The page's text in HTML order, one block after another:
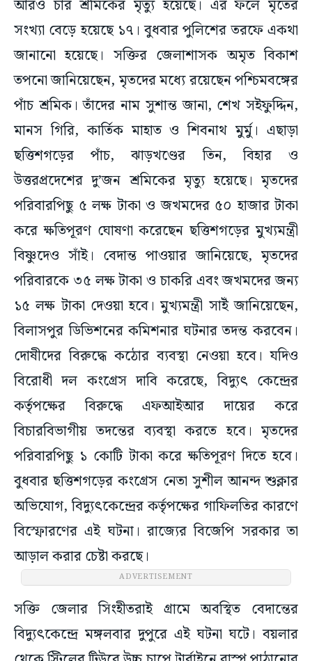
আরও চার শ্রমিকের মৃত্যু হয়েছে। এর ফলে মৃতের
সংখ্যা বেড়ে হয়েছে ১৭। বুধবার পুলিশের তরফে একথা
জানানো হয়েছে। সক্তির জেলাশাসক অমৃত বিকাশ
তপনো জানিয়েছেন, মৃতদের মধ্যে রয়েছেন পশ্চিমবঙ্গের
পাঁচ শ্রমিক। তাঁদের নাম সুশান্ত জানা, শেখ সইফুদ্দিন,
মানস গিরি, কার্তিক মাহাত ও শিবনাথ মুর্মু। এছাড়া
ছত্তিশগড়ের পাঁচ, ঝাড়খণ্ডের তিন, বিহার ও
উত্তরপ্রদেশের দু’জন শ্রমিকের মৃত্যু হয়েছে। মৃতদের
পরিবারপিছু ৫ লক্ষ টাকা ও জখমদের ৫০ হাজার টাকা
করে ক্ষতিপূরণ ঘোষণা করেছেন ছত্তিশগড়ের মুখ্যমন্ত্রী
বিষ্ণুদেও সাঁই। বেদান্ত পাওয়ার জানিয়েছে, মৃতদের
পরিবারকে ৩৫ লক্ষ টাকা ও চাকরি এবং জখমদের জন্য
১৫ লক্ষ টাকা দেওয়া হবে। মুখ্যমন্ত্রী সাইঁ জানিয়েছেন,
বিলাসপুর ডিভিশনের কমিশনার ঘটনার তদন্ত করবেন।
দোষীদের বিরুদ্ধে কঠোর ব্যবস্থা নেওয়া হবে। যদিও
বিরোধী দল কংগ্রেস দাবি করেছে, বিদ্যুৎ কেন্দ্রের
কর্তৃপক্ষের বিরুদ্ধে এফআইআর দায়ের করে
বিচারবিভাগীয় তদন্তের ব্যবস্থা করতে হবে। মৃতদের
পরিবারপিছু ১ কোটি টাকা করে ক্ষতিপূরণ দিতে হবে।
বুধবার ছত্তিশগড়ের কংগ্রেস নেতা সুশীল আনন্দ শুক্লার
অভিযোগ, বিদ্যুৎকেন্দ্রের কর্তৃপক্ষের গাফিলতির কারণে
বিস্ফোরণের এই ঘটনা। রাজ্যের বিজেপি সরকার তা
আড়াল করার চেষ্টা করছে।
ADVERTISEMENT
সক্তি জেলার সিংহীতরাই গ্রামে অবস্থিত বেদান্তের
বিদ্যুৎকেন্দ্রে মঙ্গলবার দুপুরে এই ঘটনা ঘটে। বয়লার